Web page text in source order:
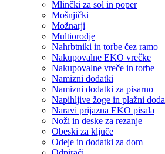
Mlinčki za sol in poper
Mošnjički
Možnarji
Multiorodje
Nahrbtniki in torbe čez ramo
Nakupovalne EKO vrečke
Nakupovalne vreče in torbe
Namizni dodatki
Namizni dodatki za pisarno
Napihljive žoge in plažni
Naravi prijazna EKO pisala
Noži in deske za rezanje
Obeski za ključe
Odeje in dodatki za dom